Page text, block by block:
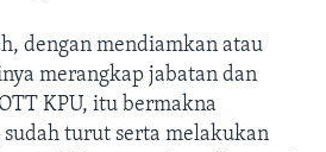
dengan mendiamkan atau
merangkap jabatan dan
KPU, itu bermakna
turut serta melakukan